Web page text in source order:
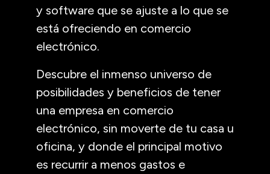
y software que se ajuste a lo que se
está ofreciendo en comercio
electrónico.
Descubre el inmenso universo de
posibilidades y beneficios de tener
una empresa en comercio
electrónico, sin moverte de tu casa u
oficina, y donde el principal motivo
es recurrir a menos gastos e